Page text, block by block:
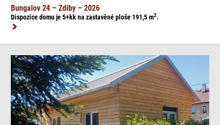
Bungalov 24 – Zdiby – 2026
Dispozice domu je 5+kk na zastavěné ploše 191,5m2.